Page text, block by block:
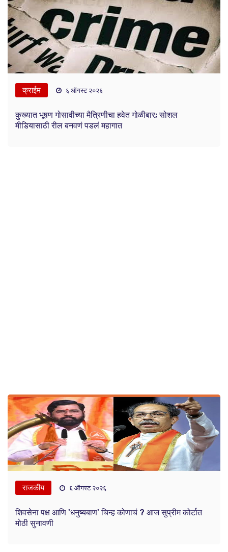
क्राईम ६ ऑगस्ट २०२६
कुख्यात भूषण गोसावीच्या मैत्रिणीचा हवेत गोळीबार; सोशल
मीडियासाठी रील बनवणं पडलं महागात
राजकीय ६ ऑगस्ट २०२६
शिवसेना पक्ष आणि 'धनुष्यबाण' चिन्ह कोणाचं ? आज सुप्रीम कोर्टात
मोठी सुनावणी